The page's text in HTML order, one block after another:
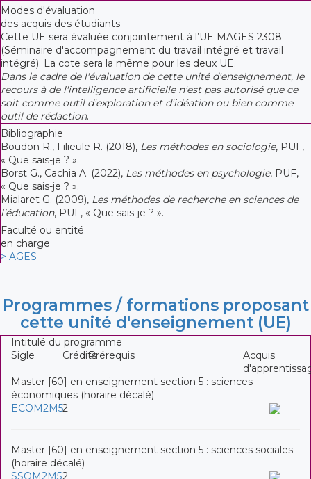
Modes d'évaluation
des acquis des étudiants
Cette UE sera évaluée conjointement à l’UE MAGES 2308
(Séminaire d'accompagnement du travail intégré et travail
intégré). La cote sera la même pour les deux UE.
Dans le cadre de l'évaluation de cette unité d'enseignement, le
recours à de l'intelligence artificielle n'est pas autorisé que ce
soit comme outil d'exploration et d'idéation ou bien comme
outil de rédaction.
Bibliographie
Boudon R., Filieule R. (2018), Les méthodes en sociologie, PUF,
« Que sais-je ? ».
Borst G., Cachia A. (2022), Les méthodes en psychologie, PUF,
« Que sais-je ? ».
Mialaret G. (2009), Les méthodes de recherche en sciences de
l’éducation, PUF, « Que sais-je ? ».
Faculté ou entité
en charge
> AGES
Programmes / formations proposant
cette unité d'enseignement (UE)
Intitulé du programme
Sigle
CréditsPrérequis
Acquis
Master [60] en enseignement section 5 : sciences
économiques (horaire décalé)
ECOM2M52
Master [60] en enseignement section 5 : sciences sociales
(horaire décalé)
SSOM2M52